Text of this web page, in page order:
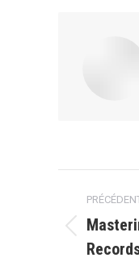
article
précédent